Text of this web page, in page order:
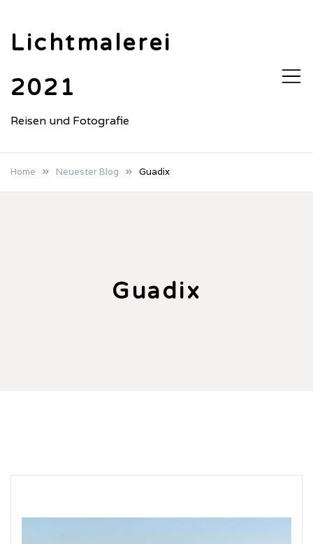
content
Lichtmalerei
2021
Reisen und Fotografie
Home Neuester Blog Guadix
Guadix